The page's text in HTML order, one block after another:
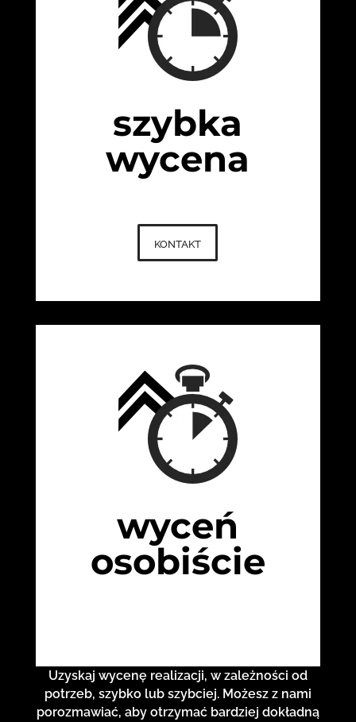
szybka
wycena
kontakt
wyceń
osobiście
Uzyskaj wycenę realizacji, w zależności od
potrzeb, szybko lub szybciej. Możesz z nami
porozmawiać, aby otrzymać bardziej dokładną